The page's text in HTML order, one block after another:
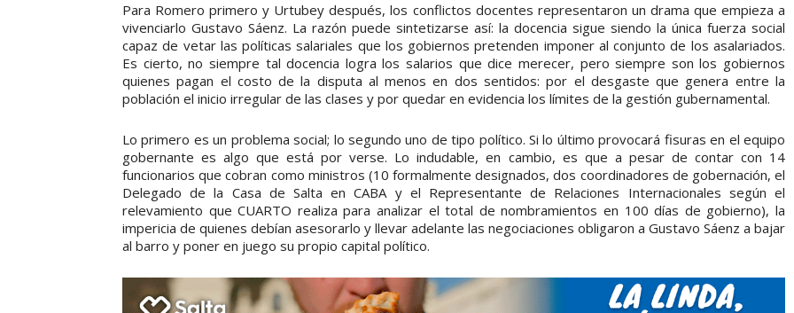
Para Romero primero y Urtubey después, los conflictos docentes representaron un drama que empieza a
vivenciarlo Gustavo Sáenz. La razón puede sintetizarse así: la docencia sigue siendo la única fuerza social
capaz de vetar las políticas salariales que los gobiernos pretenden imponer al conjunto de los asalariados.
Es cierto, no siempre tal docencia logra los salarios que dice merecer, pero siempre son los gobiernos
quienes pagan el costo de la disputa al menos en dos sentidos: por el desgaste que genera entre la
población el inicio irregular de las clases y por quedar en evidencia los límites de la gestión gubernamental.
Lo primero es un problema social; lo segundo uno de tipo político. Si lo último provocará fisuras en el equipo
gobernante es algo que está por verse. Lo indudable, en cambio, es que a pesar de contar con 14
funcionarios que cobran como ministros (10 formalmente designados, dos coordinadores de gobernación, el
Delegado de la Casa de Salta en CABA y el Representante de Relaciones Internacionales según el
relevamiento que CUARTO realiza para analizar el total de nombramientos en 100 días de gobierno), la
impericia de quienes debían asesorarlo y llevar adelante las negociaciones obligaron a Gustavo Sáenz a bajar
al barro y poner en juego su propio capital político.